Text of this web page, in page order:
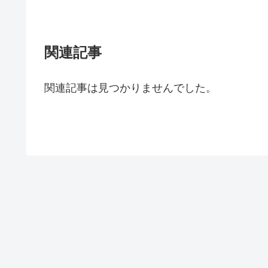
関連記事
関連記事は見つかりませんでした。